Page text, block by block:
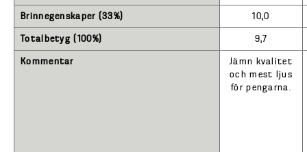
Brinnegenskaper (33%)
Totalbetyg (100%)
Kommentar
10,0
9,7
Jämn kvalitet
och mest ljus
för pengarna.